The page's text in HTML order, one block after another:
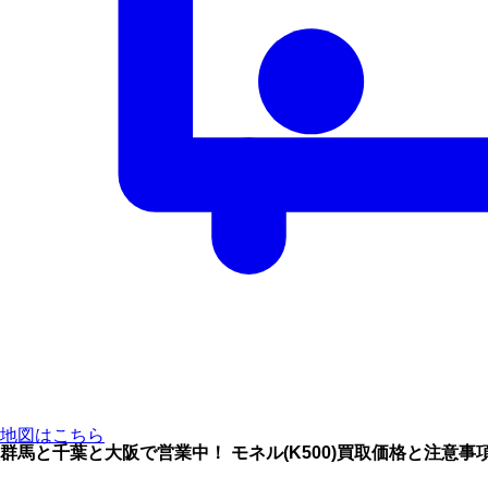
地図はこちら
群馬と千葉と大阪で営業中！ モネル(K500)買取価格と注意事